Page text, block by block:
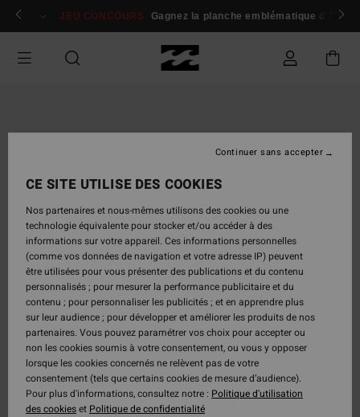
Passer
Se connecter / s'inscrire
JEU CONCOURS Gagnez la planche emblématique d'Andy
CE SITE UTILISE DES COOKIES
Nos partenaires et nous-mêmes utilisons des cookies ou une
technologie équivalente pour stocker et/ou accéder à des
informations sur votre appareil. Ces informations personnelles
(comme vos données de navigation et votre adresse IP) peuvent
être utilisées pour vous présenter des publications et du contenu
personnalisés ; pour mesurer la performance publicitaire et du
contenu ; pour personnaliser les publicités ; et en apprendre plus
sur leur audience ; pour développer et améliorer les produits de nos
partenaires. Vous pouvez paramétrer vos choix pour accepter ou
non les cookies soumis à votre consentement, ou vous y opposer
lorsque les cookies concernés ne relèvent pas de votre
consentement (tels que certains cookies de mesure d’audience).
Pour plus d'informations, consultez notre : Politique d'utilisation
des cookieset Politique de confidentialité
Continuer sans accepter